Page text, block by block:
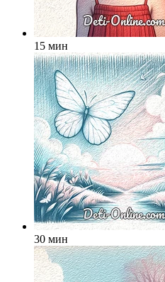
15 мин
30 мин